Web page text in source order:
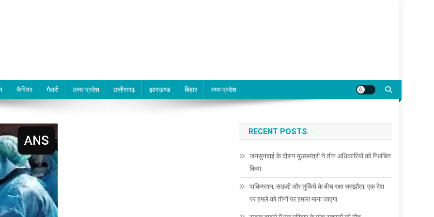
कैरियर गैलरी उत्तर प्रदेश छत्तीसगढ़ झारखण्ड बिहार मध्य प्रदेश
RECENT POSTS
जनसुनवाई के दौरान मुख्यमंत्री ने तीन अधिकारियों को निलंबित
किया
पाकिस्तान, सऊदी और तुर्किये के बीच रक्षा समझौता; एक देश
पर हमले को तीनों पर हमला माना जाएगा